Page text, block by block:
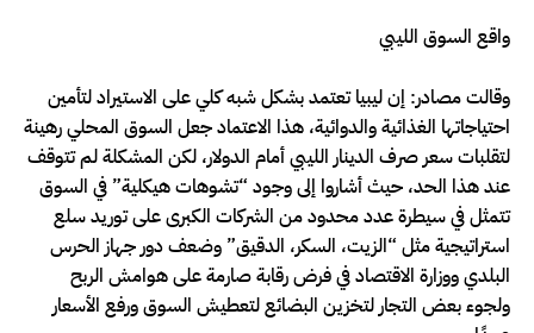
واقع السوق الليبي
وقالت مصادر: إن ليبيا تعتمد بشكل شبه كلي على الاستيراد لتأمين
احتياجاتها الغذائية والدوائية، هذا الاعتماد جعل السوق المحلي رهينة
لتقلبات سعر صرف الدينار الليبي أمام الدولار، لكن المشكلة لم تتوقف
عند هذا الحد، حيث أشاروا إلى وجود “تشوهات هيكلية” في السوق
تتمثل في سيطرة عدد محدود من الشركات الكبرى على توريد سلع
استراتيجية مثل “الزيت، السكر، الدقيق” وضعف دور جهاز الحرس
البلدي ووزارة الاقتصاد في فرض رقابة صارمة على هوامش الربح
ولجوء بعض التجار لتخزين البضائع لتعطيش السوق ورفع الأسعار